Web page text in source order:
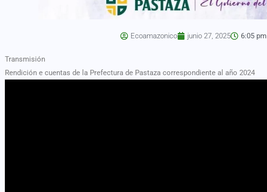
Ecoamazonico junio 27, 2025 6:05 pm
Transmisión
Rendición e cuentas de la Prefectura de Pastaza correspondiente al año 2024